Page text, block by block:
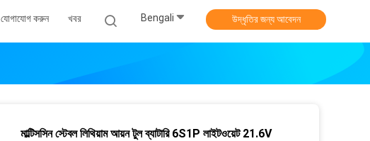
যোগাযোগ করুন খবর Bengali উদ্ধৃতির জন্য আবেদন
মাল্টিসসিন স্টেবল লিথিয়াম আয়ন টুল ব্যাটারি 6S1P লাইটওয়েট 21.6V